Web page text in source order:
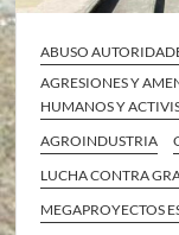
ABUSO
AGRESIONES Y
HUMANOS Y
AGROINDUSTRIA
LUCHA CONTRA
MEGAPROYECTOS